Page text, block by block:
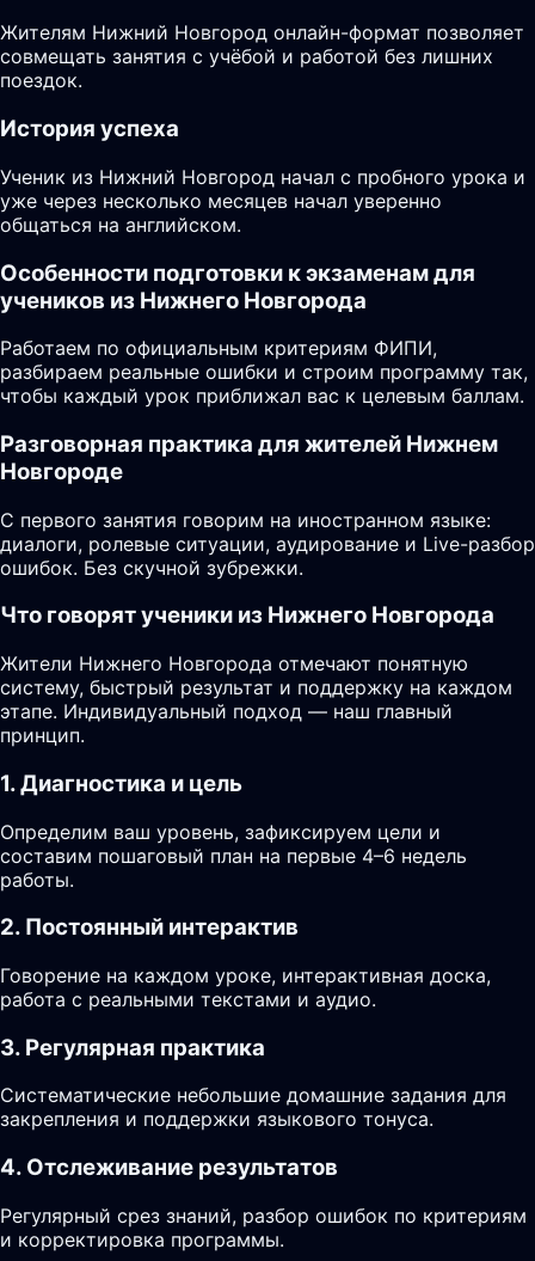
Жителям Нижний Новгород онлайн-формат позволяет
совмещать занятия с учёбой и работой без лишних
поездок.
История успеха
Ученик из Нижний Новгород начал с пробного урока и
уже через несколько месяцев начал уверенно
общаться на английском.
Особенности подготовки к экзаменам для
учеников из Нижнего Новгорода
Работаем по официальным критериям ФИПИ,
разбираем реальные ошибки и строим программу так,
чтобы каждый урок приближал вас к целевым баллам.
Разговорная практика для жителей Нижнем
Новгороде
С первого занятия говорим на иностранном языке:
диалоги, ролевые ситуации, аудирование и Live-разбор
ошибок. Без скучной зубрежки.
Что говорят ученики из Нижнего Новгорода
Жители Нижнего Новгорода отмечают понятную
систему, быстрый результат и поддержку на каждом
этапе. Индивидуальный подход — наш главный
принцип.
1. Диагностика и цель
Определим ваш уровень, зафиксируем цели и
составим пошаговый план на первые 4–6 недель
работы.
2. Постоянный интерактив
Говорение на каждом уроке, интерактивная доска,
работа с реальными текстами и аудио.
3. Регулярная практика
Систематические небольшие домашние задания для
закрепления и поддержки языкового тонуса.
4. Отслеживание результатов
Регулярный срез знаний, разбор ошибок по критериям
и корректировка программы.